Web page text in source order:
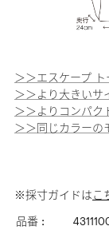
＞＞エスケープ
＞＞より大きいサ
＞＞よりコンパク
＞＞同じカラーの
※採寸ガイドはこ
品番 :